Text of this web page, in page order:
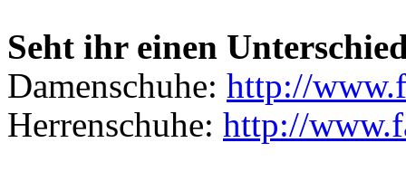
Seht ihr einen
Damenschuhe: http://
Herrenschuhe: http://